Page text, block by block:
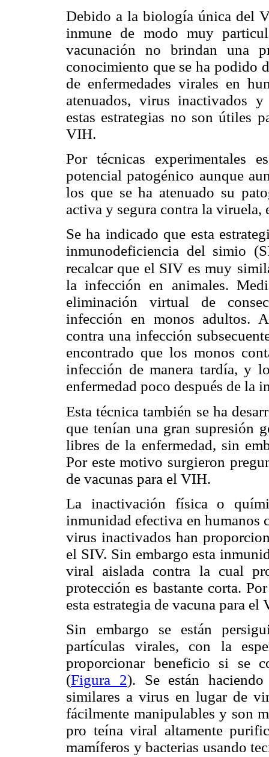
Debido a la biología única del
inmune de modo muy
vacunación no brindan una
conocimiento que se ha podido
de enfermedades virales en
atenuados, virus inactivados
estas estrategias no son útiles
VIH.
Por técnicas experimentales
potencial patogénico aunque
los que se ha atenuado su
activa y segura contra la
Se ha indicado que esta
inmunodeficiencia del simio
recalcar que el SIV es muy
la infección en animales.
eliminación virtual de
infección en monos adultos.
contra una infección
encontrado que los monos
infección de manera tardía, y
enfermedad poco después de la
Esta técnica también se ha
que tenían una gran supresión
libres de la enfermedad, sin
Por este motivo surgieron
de vacunas para el VIH.
La inactivación física o
inmunidad efectiva en humanos
virus inactivados han
el SIV. Sin embargo esta
viral aislada contra la cual
protección es bastante corta.
esta estrategia de vacuna para el
Sin embargo se están
partículas virales, con la
proporcionar beneficio si se
(Figura 2). Se están
similares a virus en lugar de
fácilmente manipulables y son
pro teína viral altamente
mamíferos y bacterias usando